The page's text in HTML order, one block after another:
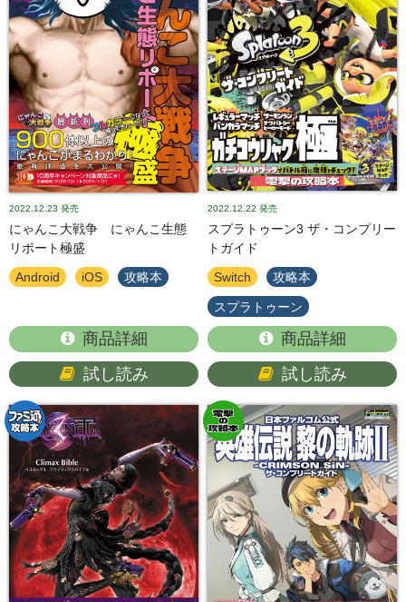
2022.12.23 発売
にゃんこ大戦争 にゃんこ生態
リポート極盛
Android iOS 攻略本
商品詳細
試し読み
2022.12.22 発売
スプラトゥーン3 ザ・コンプリー
トガイド
Switch 攻略本
スプラトゥーン
商品詳細
試し読み